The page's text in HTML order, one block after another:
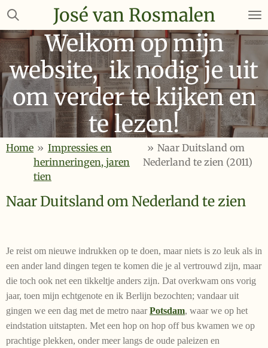
Ga
naar
de
hoofdinhoud
José van Rosmalen
Welkom op mijn
website, ik nodig je uit
om verder te kijken en
te lezen!
Home » Impressies en
herinneringen, jaren
tien
» Naar Duitsland om
Nederland te zien (2011)
Naar Duitsland om Nederland te zien
Je reist om nieuwe indrukken op te doen, maar niets is zo leuk als in
een ander land dingen tegen te komen die je al vertrouwd zijn, maar
die toch ook net een tikkeltje anders zijn. Dat overkwam ons vorig
jaar, toen mijn echtgenote en ik Berlijn bezochten; vandaar uit
gingen we een dag met de metro naarPotsdam, waar we op het
eindstation uitstapten. Met een hop on hop off bus kwamen we op
prachtige plekken, onder meer langs de oude paleizen en